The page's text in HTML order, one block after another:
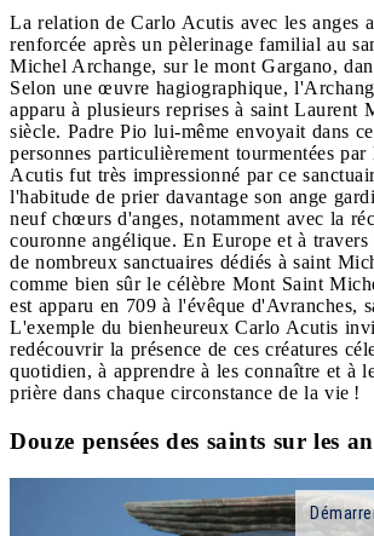
La relation de Carlo Acutis avec les anges
renforcée après un pèlerinage familial au
Michel Archange, sur le mont Gargano,
Selon une œuvre hagiographique,
apparu à plusieurs reprises à saint Laurent
siècle. Padre Pio lui-même envoyait dans
personnes particulièrement tourmentées
Acutis fut très impressionné par ce
l'habitude de prier davantage son ange
neuf chœurs d'anges, notamment avec la
couronne angélique. En Europe et à
de nombreux sanctuaires dédiés à saint
comme bien sûr le célèbre Mont Saint
est apparu en 709 à l'évêque d'Avranches,
L'exemple du bienheureux Carlo Acutis
redécouvrir la présence de ces créatures
quotidien, à apprendre à les connaître et à
prière dans chaque circonstance de la vie !
Douze pensées des saints sur les